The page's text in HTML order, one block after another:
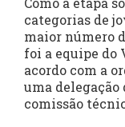
categorias de
maior número
foi a equipe do
acordo com a
uma delegação
comissão